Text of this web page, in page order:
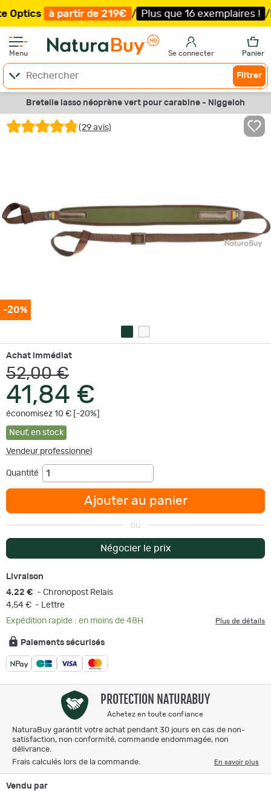
à partir de 219€ / Plus que 16 exemplaires ! /Livraison
Menu Se connecter Panier
Filtrer
Bretelle lasso néoprène vert pour carabine - Niggeloh
(29 avis)
-20%
Achat immédiat
52,00 €
41,84 €
économisez 10 € [-20%]
Neuf, en stock
Vendeur professionnel
Quantité
Ajouter au panier
ou
Négocier le prix
Livraison
4,22 € - Chronopost Relais
4,54 € - Lettre
Expédition rapide : en moins de 48H
Plus de détails
Paiements sécurisés
PROTECTION NATURABUY
Achetez en toute confiance
NaturaBuy garantit votre achat pendant 30 jours en cas de non-
satisfaction, non conformité, commande endommagée, non
délivrance.
Frais calculés lors de la commande.
En savoir plus
Vendu par